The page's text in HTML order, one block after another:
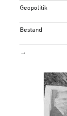
Geopolitik
Bestand
→